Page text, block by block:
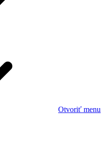
Otvoriť menu